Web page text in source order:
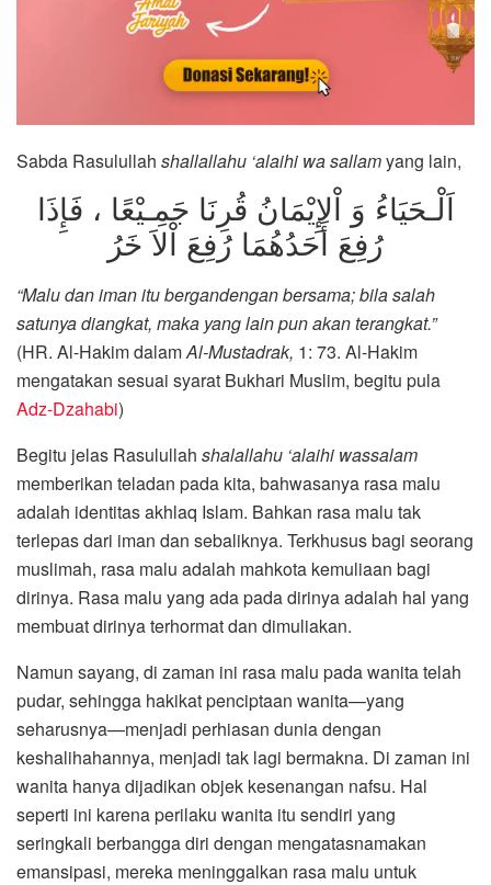
Sabda Rasulullah shallallahu ‘alaihi wa sallamyang lain,
اَلْـحَيَاءُ وَ اْلإِيْمَانُ قُرِنَا جَمِـيْعًا ، فَإِذَا
رُفِعَ أَحَدُهُمَا رُفِعَ اْلاَ خَرُ
“Malu dan iman itu bergandengan bersama; bila salah
satunya diangkat, maka yang lain pun akan terangkat.”
(HR. Al-Hakim dalamAl-Mustadrak, 1: 73. Al-Hakim
mengatakan sesuai syarat Bukhari Muslim, begitu pula
Adz-Dzahabi)
Begitu jelas Rasulullah shalallahu ‘alaihi wassalam
memberikan teladan pada kita, bahwasanya rasa malu
adalah identitas akhlaq Islam. Bahkan rasa malu tak
terlepas dari iman dan sebaliknya. Terkhusus bagi seorang
muslimah, rasa malu adalah mahkota kemuliaan bagi
dirinya. Rasa malu yang ada pada dirinya adalah hal yang
membuat dirinya terhormat dan dimuliakan.
Namun sayang, di zaman ini rasa malu pada wanita telah
pudar, sehingga hakikat penciptaan wanita—yang
seharusnya—menjadi perhiasan dunia dengan
keshalihahannya, menjadi tak lagi bermakna. Di zaman ini
wanita hanya dijadikan objek kesenangan nafsu. Hal
seperti ini karena perilaku wanita itu sendiri yang
seringkali berbangga diri dengan mengatasnamakan
emansipasi, mereka meninggalkan rasa malu untuk